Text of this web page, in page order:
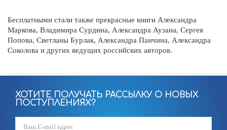
Бесплатными стали также прекрасные книги Александра
Маркова, Владимира Сурдина, Александра Аузана, Сергея
Попова, Светланы Бурлак, Александра Панчина, Александра
Соколова и других ведущих российских авторов.
ХОТИТЕ ПОЛУЧАТЬ РАССЫЛКУ О НОВЫХ
ПОСТУПЛЕНИЯХ?